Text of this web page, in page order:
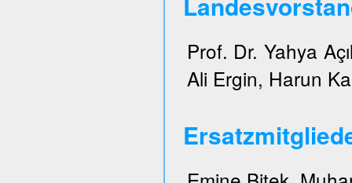
Prof. Dr. Yahya
Ali Ergin, Harun